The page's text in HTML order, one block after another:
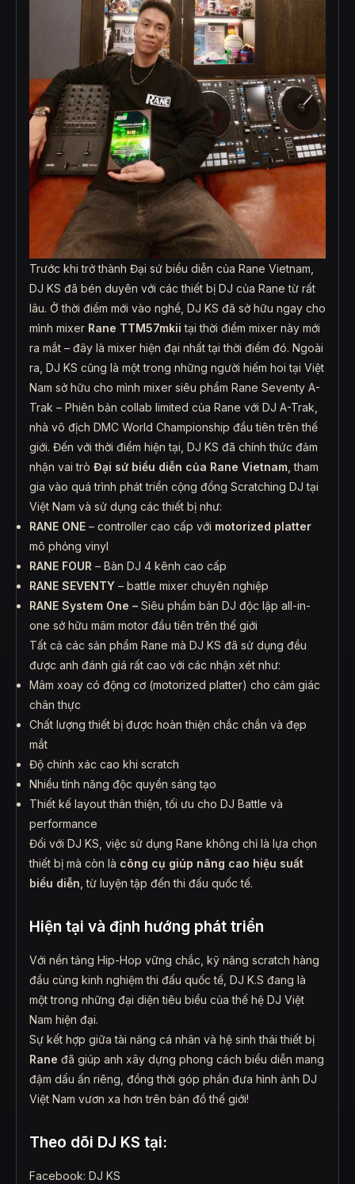
Trước khi trở thành Đại sứ biểu diễn của Rane Vietnam,
DJ KS đã bén duyên với các thiết bị DJ của Rane từ rất
lâu. Ở thời điểm mới vào nghề, DJ KS đã sở hữu ngay cho
mình mixer Rane TTM57mkii tại thời điểm mixer này mới
ra mắt – đây là mixer hiện đại nhất tại thời điểm đó. Ngoài
ra, DJ KS cũng là một trong những người hiếm hoi tại Việt
Nam sở hữu cho mình mixer siêu phẩm Rane Seventy A-
Trak – Phiên bản collab limited của Rane với DJ A-Trak,
nhà vô địch DMC World Championship đầu tiên trên thế
giới. Đến với thời điểm hiện tại, DJ KS đã chính thức đảm
nhận vai trò Đại sứ biểu diễn của Rane Vietnam, tham
gia vào quá trình phát triển cộng đồng Scratching DJ tại
Việt Nam và sử dụng các thiết bị như:
RANE ONE – controller cao cấp với motorized platter
mô phỏng vinyl
RANE FOUR – Bàn DJ 4 kênh cao cấp
RANE SEVENTY – battle mixer chuyên nghiệp
RANE System One – Siêu phẩm bàn DJ độc lập all-in-
one sở hữu mâm motor đầu tiên trên thế giới
Tất cả các sản phẩm Rane mà DJ KS đã sử dụng đều
được anh đánh giá rất cao với các nhận xét như:
Mâm xoay có động cơ (motorized platter) cho cảm giác
chân thực
Chất lượng thiết bị được hoàn thiện chắc chắn và đẹp
mắt
Độ chính xác cao khi scratch
Nhiều tính năng độc quyền sáng tạo
Thiết kế layout thân thiện, tối ưu cho DJ Battle và
performance
Đối với DJ KS, việc sử dụng Rane không chỉ là lựa chọn
thiết bị mà còn là công cụ giúp nâng cao hiệu suất
biểu diễn, từ luyện tập đến thi đấu quốc tế.
Hiện tại và định hướng phát triển
Với nền tảng Hip-Hop vững chắc, kỹ năng scratch hàng
đầu cùng kinh nghiệm thi đấu quốc tế, DJ K.S đang là
một trong những đại diện tiêu biểu của thế hệ DJ Việt
Nam hiện đại.
Sự kết hợp giữa tài năng cá nhân và hệ sinh thái thiết bị
Rane đã giúp anh xây dựng phong cách biểu diễn mang
đậm dấu ấn riêng, đồng thời góp phần đưa hình ảnh DJ
Việt Nam vươn xa hơn trên bản đồ thế giới!
Theo dõi DJ KS tại:
Facebook: DJ KS